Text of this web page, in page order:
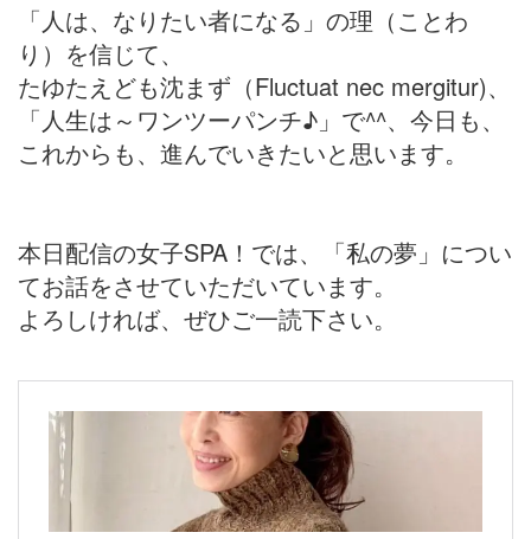
「人は、なりたい者になる」の理（ことわ
り）を信じて、
たゆたえども沈まず（Fluctuat nec mergitur)、
「人生は～ワンツーパンチ♪」で^^、今日も、
これからも、進んでいきたいと思います。
本日配信の女子SPA！では、「私の夢」につい
てお話をさせていただいています。
よろしければ、ぜひご一読下さい。